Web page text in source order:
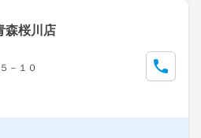
森桜川店
－１０